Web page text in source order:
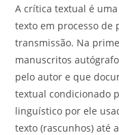
A crítica textual é
texto em processo de
transmissão. Na
manuscritos
pelo autor e que
textual condicionado
linguístico por ele
texto (rascunhos) até